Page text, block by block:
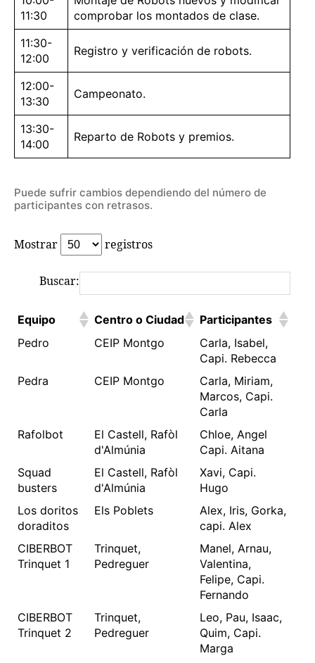
Destornilladores si tenemos, son
alguno plano, para métrica 3 mm y
alguno de 2 mm.
11:30
comprobar los montados de clase.
11:30-
12:00
Registro y verificación de robots.
12:00-
13:30
Campeonato.
13:30-
14:00
Reparto de Robots y premios.
Puede sufrir cambios dependiendo del número de
participantes con retrasos.
Mostrar registros
Buscar:
Equipo Centro o Ciudad
Participantes
Pedro
CEIP Montgo
Carla, Isabel,
Capi. Rebecca
Pedra
CEIP Montgo
Carla, Miriam,
Marcos, Capi.
Carla
Rafolbot
El Castell, Rafòl
d'Almúnia
Chloe, Angel
Capi. Aitana
Squad
busters
El Castell, Rafòl
d'Almúnia
Xavi, Capi.
Hugo
Los doritos
doraditos
Els Poblets
Alex, Iris, Gorka,
capi. Alex
CIBERBOT
Trinquet 1
Trinquet,
Pedreguer
Manel, Arnau,
Valentina,
Felipe, Capi.
Fernando
CIBERBOT
Trinquet 2
Trinquet,
Pedreguer
Leo, Pau, Isaac,
Quim, Capi.
Marga